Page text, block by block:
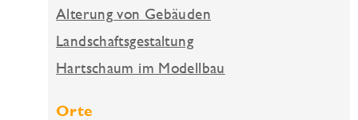
Alterung von Gebäuden
Landschaftsgestaltung
Hartschaum im Modellbau
Orte